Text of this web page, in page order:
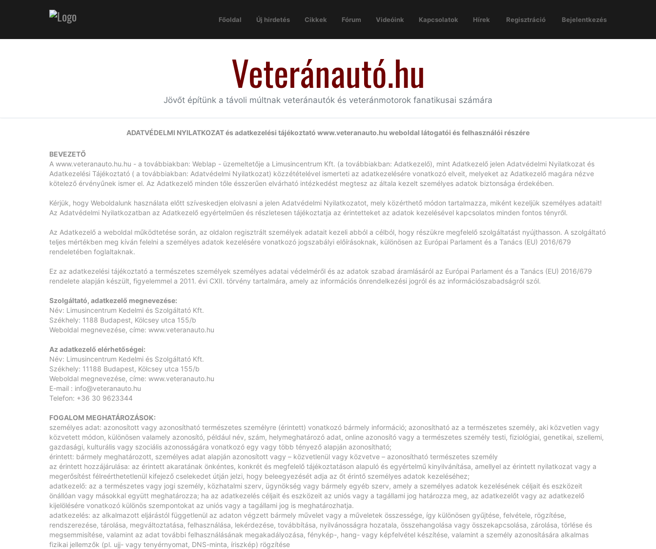
Főoldal Új hirdetés Cikkek Fórum Videóink Kapcsolatok Hírek Regisztráció Bejelentkezés
Veteránautó.hu
Jövőt építünk a távoli múltnak veteránautók és veteránmotorok fanatikusai számára
ADATVÉDELMI NYILATKOZAT és adatkezelési tájékoztató www.veteranauto.hu weboldal látogatói és felhasználói részére
BEVEZETŐ
A www.veteranauto.hu.hu - a továbbiakban: Weblap - üzemeltetője a Limusincentrum Kft. (a továbbiakban: Adatkezelő), mint Adatkezelő jelen Adatvédelmi Nyilatkozat és
Adatkezelési Tájékoztató ( a továbbiakban: Adatvédelmi Nyilatkozat) közzétételével ismerteti az adatkezelésére vonatkozó elveit, melyeket az Adatkezelő magára nézve
kötelező érvényűnek ismer el. Az Adatkezelő minden tőle ésszerűen elvárható intézkedést megtesz az általa kezelt személyes adatok biztonsága érdekében.
Kérjük, hogy Weboldalunk használata előtt szíveskedjen elolvasni a jelen Adatvédelmi Nyilatkozatot, mely közérthető módon tartalmazza, miként kezeljük személyes adatait!
Az Adatvédelmi Nyilatkozatban az Adatkezelő egyértelműen és részletesen tájékoztatja az érintetteket az adatok kezelésével kapcsolatos minden fontos tényről.
Az Adatkezelő a weboldal működtetése során, az oldalon regisztrált személyek adatait kezeli abból a célból, hogy részükre megfelelő szolgáltatást nyújthasson. A szolgáltató
teljes mértékben meg kíván felelni a személyes adatok kezelésére vonatkozó jogszabályi előírásoknak, különösen az Európai Parlament és a Tanács (EU) 2016/679
rendeletében foglaltaknak.
Ez az adatkezelési tájékoztató a természetes személyek személyes adatai védelméről és az adatok szabad áramlásáról az Európai Parlament és a Tanács (EU) 2016/679
rendelete alapján készült, figyelemmel a 2011. évi CXII. törvény tartalmára, amely az információs önrendelkezési jogról és az információszabadságról szól.
Szolgáltató, adatkezelő megnevezése:
Név: Limusincentrum Kedelmi és Szolgáltató Kft.
Székhely: 1188 Budapest, Kölcsey utca 155/b
Weboldal megnevezése, címe: www.veteranauto.hu
Az adatkezelő elérhetőségei:
Név: Limusincentrum Kedelmi és Szolgáltató Kft.
Székhely: 11188 Budapest, Kölcsey utca 155/b
Weboldal megnevezése, címe: www.veteranauto.hu
E-mail : info@veteranauto.hu
Telefon: +36 30 9623344
FOGALOM MEGHATÁROZÁSOK:
személyes adat: azonosított vagy azonosítható természetes személyre (érintett) vonatkozó bármely információ; azonosítható az a természetes személy, aki közvetlen vagy
közvetett módon, különösen valamely azonosító, például név, szám, helymeghatározó adat, online azonosító vagy a természetes személy testi, fiziológiai, genetikai, szellemi,
gazdasági, kulturális vagy szociális azonosságára vonatkozó egy vagy több tényező alapján azonosítható;
érintett: bármely meghatározott, személyes adat alapján azonosított vagy – közvetlenül vagy közvetve – azonosítható természetes személy
az érintett hozzájárulása: az érintett akaratának önkéntes, konkrét és megfelelő tájékoztatáson alapuló és egyértelmű kinyilvánítása, amellyel az érintett nyilatkozat vagy a
megerősítést félreérthetetlenül kifejező cselekedet útján jelzi, hogy beleegyezését adja az őt érintő személyes adatok kezeléséhez;
adatkezelő: az a természetes vagy jogi személy, közhatalmi szerv, ügynökség vagy bármely egyéb szerv, amely a személyes adatok kezelésének céljait és eszközeit
önállóan vagy másokkal együtt meghatározza; ha az adatkezelés céljait és eszközeit az uniós vagy a tagállami jog határozza meg, az adatkezelőt vagy az adatkezelő
kijelölésére vonatkozó különös szempontokat az uniós vagy a tagállami jog is meghatározhatja.
adatkezelés: az alkalmazott eljárástól függetlenül az adaton végzett bármely művelet vagy a műveletek összessége, így különösen gyűjtése, felvétele, rögzítése,
rendszerezése, tárolása, megváltoztatása, felhasználása, lekérdezése, továbbítása, nyilvánosságra hozatala, összehangolása vagy összekapcsolása, zárolása, törlése és
megsemmisítése, valamint az adat további felhasználásának megakadályozása, fénykép-, hang- vagy képfelvétel készítése, valamint a személy azonosítására alkalmas
fizikai jellemzők (pl. ujj- vagy tenyérnyomat, DNS-minta, íriszkép) rögzítése